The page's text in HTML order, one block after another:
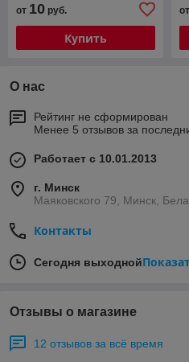
от 10 руб.
Купить
от
О нас
Рейтинг не сформирован
Менее 5 отзывов за
Работает с 10.01.2013
г. Минск
Маяковского 79, Минск,
Контакты
Сегодня выходной
Отзывы о магазине
12 отзывов за всё время